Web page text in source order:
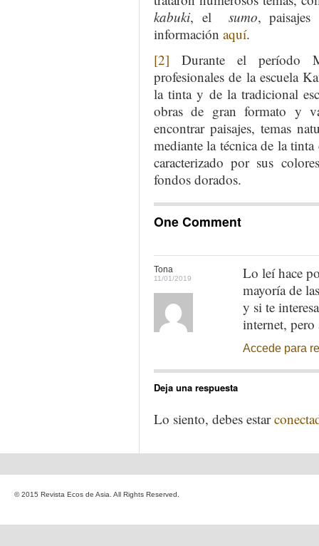
kabuki, el sumo,
información aquí.
[2] Durante el período
profesionales de la escuela
la tinta y de la tradicional
obras de gran formato y
encontrar paisajes, temas
mediante la técnica de la
caracterizado por sus
fondos dorados.
One Comment
Tona
11/01/2019
Lo leí hace
mayoría de
y si te
internet,
Accede para
Deja una respuesta
Lo siento, debes estar
© 2015 Revista Ecos de Asia. All Rights Reserved.